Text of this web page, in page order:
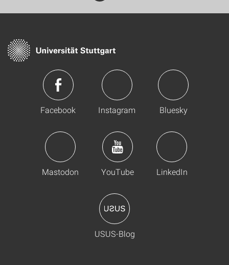
Facebook Instagram Bluesky
Mastodon YouTube LinkedIn
USUS-Blog